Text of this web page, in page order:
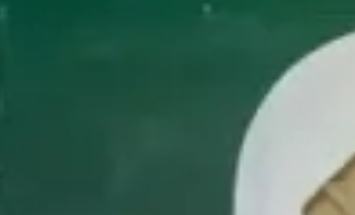
+ CONNECTEZ-VOUS